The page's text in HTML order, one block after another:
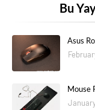
Bu
Asus
Mouse